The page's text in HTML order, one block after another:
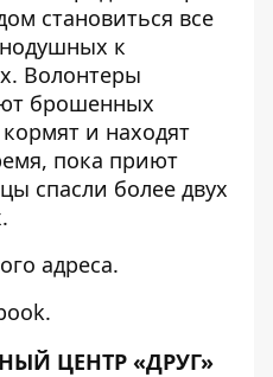
становиться все
к
Волонтеры
брошенных
и находят
пока приют
спасли более двух
адреса.
.
ЦЕНТР «ДРУГ»